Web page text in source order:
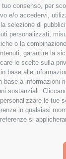
consenso, per
e/o accedervi,
selezione di
personalizzati,
o la
garantire la
le scelte sulla
base alle
a informazioni
sostanziali.
le tue
in qualsiasi
si
al mercato con